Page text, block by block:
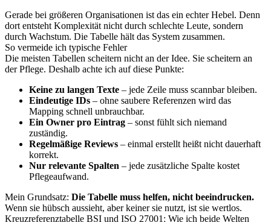
Gerade bei größeren Organisationen ist das ein echter Hebel. Denn
dort entsteht Komplexität nicht durch schlechte Leute, sondern
durch Wachstum. Die Tabelle hält das System zusammen.
So vermeide ich typische Fehler
Die meisten Tabellen scheitern nicht an der Idee. Sie scheitern an
der Pflege. Deshalb achte ich auf diese Punkte:
Keine zu langen Texte – jede Zeile muss scannbar bleiben.
Eindeutige IDs – ohne saubere Referenzen wird das
Mapping schnell unbrauchbar.
Ein Owner pro Eintrag – sonst fühlt sich niemand
zuständig.
Regelmäßige Reviews – einmal erstellt heißt nicht dauerhaft
korrekt.
Nur relevante Spalten – jede zusätzliche Spalte kostet
Pflegeaufwand.
Mein Grundsatz: Die Tabelle muss helfen, nicht beeindrucken.
Wenn sie hübsch aussieht, aber keiner sie nutzt, ist sie wertlos.
Kreuzreferenztabelle BSI und ISO 27001: Wie ich beide Welten